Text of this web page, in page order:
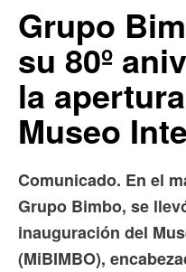
Grupo
su 80º
la
Museo
Comunicado. En el
Grupo Bimbo, se
inauguración del
(MiBIMBO),